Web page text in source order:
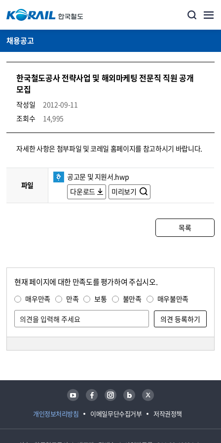
채용공고
한국철도공사 전략사업 및 해외마케팅 전문직 직원 공개
모집
작성일
2012-09-11
조회수
14,995
코레일소개_경영공시_채용공고 상세보기 – 내용, 파일, 담당자 연락처로 구성
자세한 사항은 첨부파일 및 코레일 홈페이지를 참고하시기 바랍니다.
파일
공고문 및 지원서.hwp
다운로드
미리보기
목록
현재 페이지에 대한 만족도를 평가하여 주십시오.
매우만족 만족 보통 불만족 매우불만족
개인정보처리방침 이메일무단수집거부 저작권정책
유튜브 페이스북 인스타그램 블로그 트위터